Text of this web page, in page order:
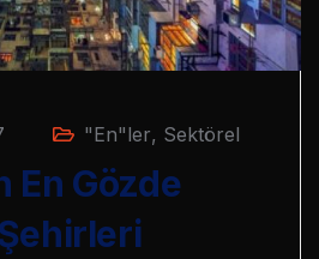
"En"ler, Sektörel
En Gözde